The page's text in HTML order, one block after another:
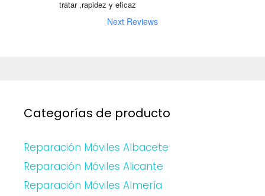
tratar ,rapidez y eficaz
Next Reviews
Categorías de producto
Reparación Móviles Albacete
Reparación Móviles Alicante
Reparación Móviles Almería